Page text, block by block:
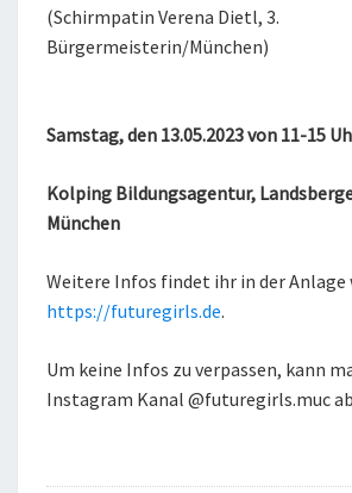
(Schirmpatin Verena Dietl, 3.
Bürgermeisterin/München)
Samstag, den 13.05.2023 von 11-15
Kolping Bildungsagentur,
München
Weitere Infos findet ihr in der Anlage
https://futuregirls.de.
Um keine Infos zu verpassen, kann
Instagram Kanal @futuregirls.muc